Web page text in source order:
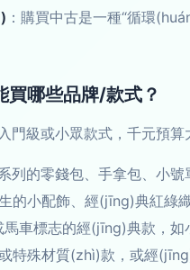
：購買中古是一種“循環
買哪些品牌/款式？
門級或小眾款式，千元預算
系列的零錢包、手拿包、小
的小配飾、經(jīng)典紅
馬車標志的經(jīng)典款，如
特殊材質(zhì)款，或經